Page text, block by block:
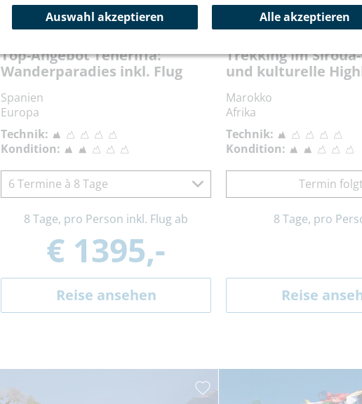
Reisecode:ESTOPTE
Top-Angebot Teneriffa:
Wanderparadies inkl. Flug
Spanien
Europa
Technik:
Kondition:
6 Termine à 8 Tage
8 Tage, pro Person inkl. Flug ab
€ 1395,-
Reise ansehen
Reisecode:MAWIN
Trekking im
und kulturelle
Marokko
Afrika
Technik:
Kondition:
Termin folgt
8 Tage, pro
Reise
Auswahl akzeptieren Alle akzeptieren